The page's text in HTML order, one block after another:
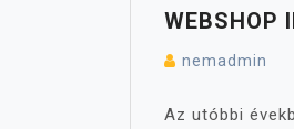
WEBSHOP
nemadmin
Az utóbbi